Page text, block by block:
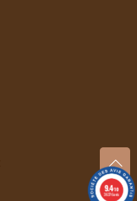
9.4/10
36376 avis